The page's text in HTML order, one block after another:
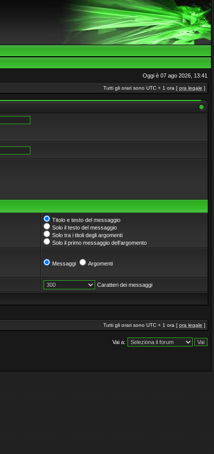
Oggi è 07 ago 2026, 13:41
Tutti gli orari sono UTC + 1 ora [ ora legale ]
Titolo e testo del messaggio
Solo il testo del messaggio
Solo tra i titoli degli argomenti
Solo il primo messaggio dell’argomento
Messaggi Argomenti
Caratteri dei messaggi
Tutti gli orari sono UTC + 1 ora [ ora legale ]
Vai a: